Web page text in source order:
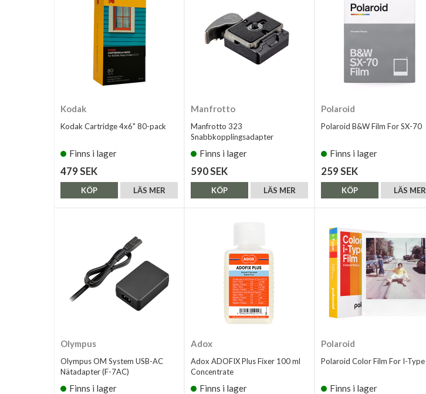
Kodak
Kodak Cartridge 4x6" 80-pack
Finns i lager
479 SEK
LÄS MER
KÖP
Manfrotto
Manfrotto 323
Snabbkopplingsadapter
Finns i lager
590 SEK
LÄS MER
KÖP
Polaroid
Polaroid B&W Film For SX-70
Finns i lager
259 SEK
LÄS MER
KÖP
Olympus
Olympus OM System USB-AC
Nätadapter (F-7AC)
Finns i lager
Adox
Adox ADOFIX Plus Fixer 100 ml
Concentrate
Finns i lager
Polaroid
Polaroid Color Film For I-Type
Finns i lager